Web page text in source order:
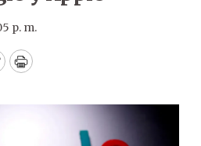
p. m.
Print